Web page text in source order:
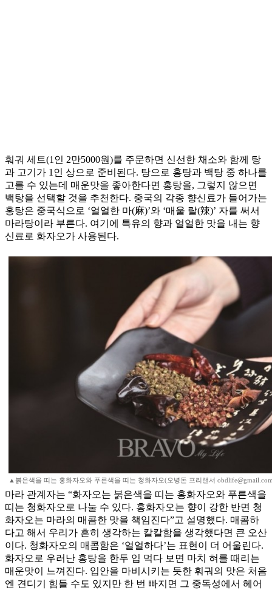
훠궈 세트(1인 2만5000원)를 주문하면 신선한 채소와 함께 탕
과 고기가 1인 상으로 준비된다. 탕으로 홍탕과 백탕 중 하나를
고를 수 있는데 매운맛을 좋아한다면 홍탕을, 그렇지 않으면
백탕을 선택할 것을 추천한다. 중국의 각종 향신료가 들어가는
홍탕은 중국식으로 ‘얼얼한 마(麻)’와 ‘매울 랄(辣)’ 자를 써서
마라탕이라 부른다. 여기에 특유의 향과 얼얼한 맛을 내는 향
신료로 화자오가 사용된다.
▲붉은색을 띠는 홍화자오와 푸른색을 띠는 청화자오(오병돈 프리랜서
마라 관계자는 “화자오는 붉은색을 띠는 홍화자오와 푸른색을
띠는 청화자오로 나눌 수 있다. 홍화자오는 향이 강한 반면 청
화자오는 마라의 매콤한 맛을 책임진다”고 설명했다. 매콤하
다고 해서 우리가 흔히 생각하는 칼칼함을 생각했다면 큰 오산
이다. 청화자오의 매콤함은 ‘얼얼하다’는 표현이 더 어울린다.
화자오로 우러난 홍탕을 한두 입 먹다 보면 마치 혀를 때리는
매운맛이 느껴진다. 입안을 마비시키는 듯한 훠궈의 맛은 처음
엔 견디기 힘들 수도 있지만 한 번 빠지면 그 중독성에서 헤어